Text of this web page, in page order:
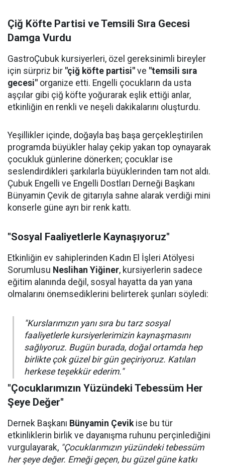
Çiğ Köfte Partisi ve Temsili Sıra Gecesi
Damga Vurdu
GastroÇubuk kursiyerleri, özel gereksinimli bireyler
için sürpriz bir "çiğ köfte partisi" ve "temsili sıra
gecesi" organize etti. Engelli çocukların da usta
aşçılar gibi çiğ köfte yoğurarak eşlik ettiği anlar,
etkinliğin en renkli ve neşeli dakikalarını oluşturdu.
Yeşillikler içinde, doğayla baş başa gerçekleştirilen
programda büyükler halay çekip yakan top oynayarak
çocukluk günlerine dönerken; çocuklar ise
seslendirdikleri şarkılarla büyüklerinden tam not aldı.
Çubuk Engelli ve Engelli Dostları Derneği Başkanı
Bünyamin Çevik de gitarıyla sahne alarak verdiği mini
konserle güne ayrı bir renk kattı.
"Sosyal Faaliyetlerle Kaynaşıyoruz"
Etkinliğin ev sahiplerinden Kadın El İşleri Atölyesi
Sorumlusu Neslihan Yiğiner, kursiyerlerin sadece
eğitim alanında değil, sosyal hayatta da yan yana
olmalarını önemsediklerini belirterek şunları söyledi:
"Kurslarımızın yanı sıra bu tarz sosyal
faaliyetlerle kursiyerlerimizin kaynaşmasını
sağlıyoruz. Bugün burada, doğal ortamda hep
birlikte çok güzel bir gün geçiriyoruz. Katılan
herkese teşekkür ederim."
"Çocuklarımızın Yüzündeki Tebessüm Her
Şeye Değer"
Dernek Başkanı Bünyamin Çevikise bu tür
etkinliklerin birlik ve dayanışma ruhunu perçinlediğini
vurgulayarak, "Çocuklarımızın yüzündeki tebessüm
her şeye değer. Emeği geçen, bu güzel güne katkı